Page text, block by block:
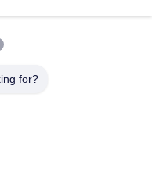
και τεχνολογικής
for?